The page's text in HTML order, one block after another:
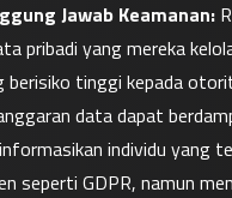
Jawab Keamanan:
tinggi kepada
data dapat
individu yang
seperti GDPR, namun